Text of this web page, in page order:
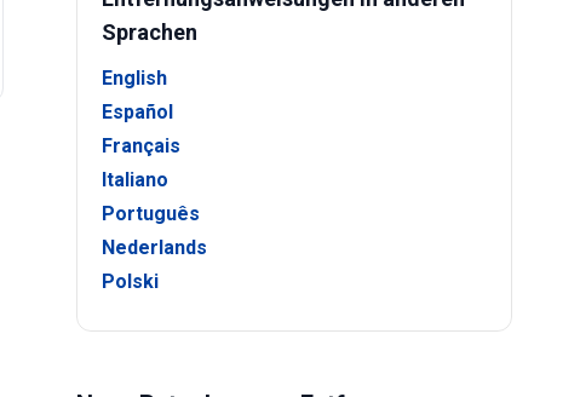
Sprachen
English
Español
Français
Italiano
Português
Nederlands
Polski